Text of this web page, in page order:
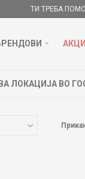
ТИ ТРЕБА
ЛОКАЦИЈА ВО